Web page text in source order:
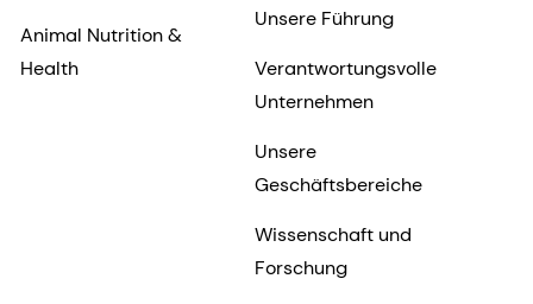
Animal Nutrition &
Health
Unsere Führung
Verantwortungsvolle
Unternehmen
Unsere
Geschäftsbereiche
Wissenschaft und
Forschung